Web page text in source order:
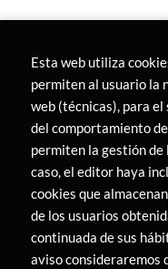
Esta web utiliza
permiten al usuario la
web (técnicas), para
del comportamiento
permiten la gestión de
caso, el editor haya
cookies que
de los usuarios
continuada de sus
aviso consideraremos